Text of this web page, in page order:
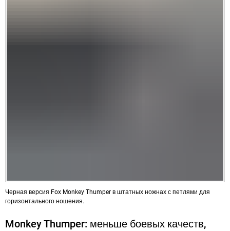
Черная версия Fox Monkey Thumper в штатных ножнах с петлями для
горизонтального ношения.
Monkey Thumper: меньше боевых качеств,